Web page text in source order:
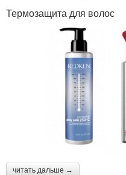
Термозащита для волос
читать дальше →